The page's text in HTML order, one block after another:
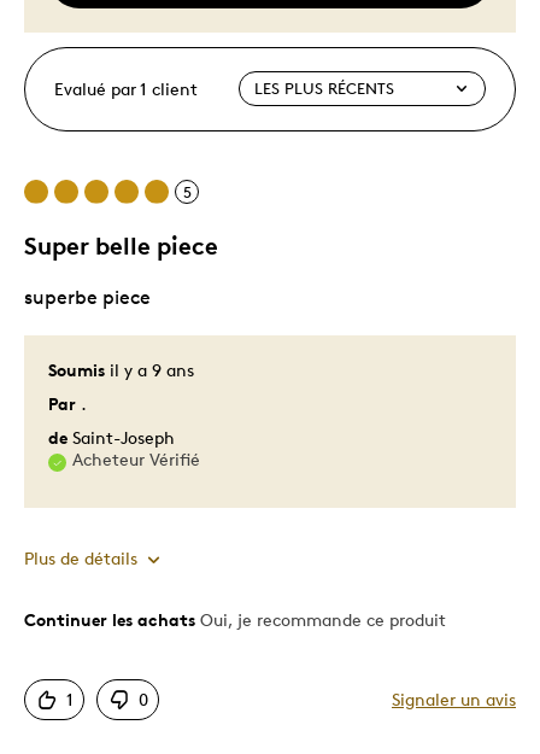
Evalué par 1 client
5
Super belle piece
Soumis il y a 9 ans
Par .
de Saint-Joseph
Acheteur Vérifié
superbe piece
Plus de détails
Le pour
Continuer les achats Oui, je recommande ce produit
1 0 Signaler un avis